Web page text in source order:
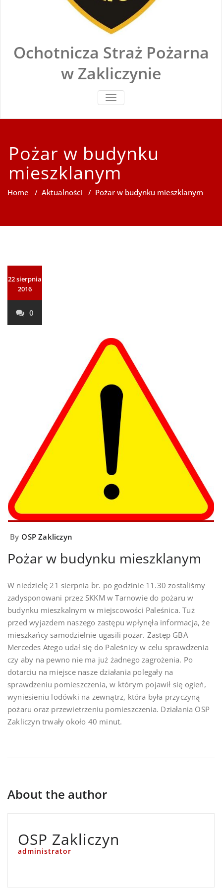
Ochotnicza Straż Pożarna
w Zakliczynie
TOGGLE
NAVIGATION
Pożar w budynku
mieszklanym
Home / Aktualności / Pożar w budynku mieszklanym
22 sierpnia
2016
0
By OSP Zakliczyn
Pożar w budynku mieszklanym
W niedzielę 21 sierpnia br. po godzinie 11.30 zostaliśmy
zadysponowani przez SKKM w Tarnowie do pożaru w
budynku mieszkalnym w miejscowości Paleśnica. Tuż
przed wyjazdem naszego zastępu wpłynęła informacja, że
mieszkańcy samodzielnie ugasili pożar. Zastęp GBA
Mercedes Atego udał się do Paleśnicy w celu sprawdzenia
czy aby na pewno nie ma już żadnego zagrożenia. Po
dotarciu na miejsce nasze działania polegały na
sprawdzeniu pomieszczenia, w którym pojawił się ogień,
wyniesieniu lodówki na zewnątrz, która była przyczyną
pożaru oraz przewietrzeniu pomieszczenia. Działania OSP
Zakliczyn trwały około 40 minut.
About the author
OSP Zakliczyn
administrator